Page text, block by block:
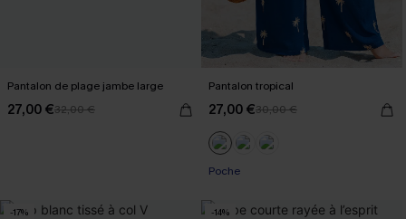
Pantalon de plage jambe large
27,00 €32,00 €
Pantalon tropical
27,00 €30,00 €
Poche
-17% -14%